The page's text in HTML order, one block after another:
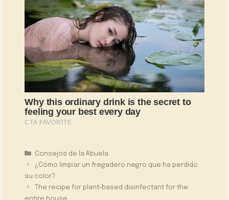
Categorías
Consejos de la Abuela
¿Cómo limpiar un fregadero negro que ha perdido
su color?
The recipe for plant-based disinfectant for the
entire house